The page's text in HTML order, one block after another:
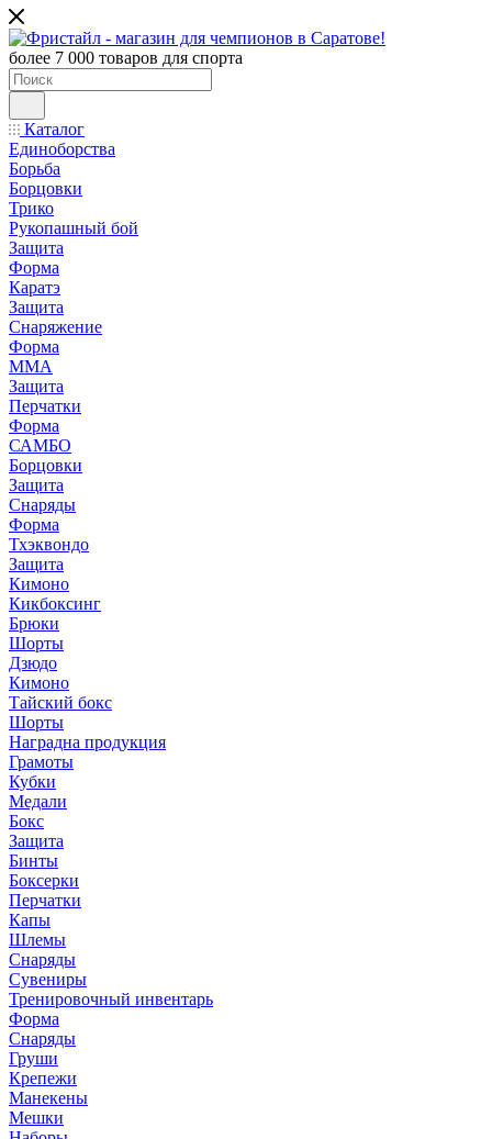
более 7 000 товаров для спорта
Каталог
Единоборства
Борьба
Борцовки
Трико
Рукопашный бой
Защита
Форма
Каратэ
Защита
Снаряжение
Форма
ММА
Защита
Перчатки
Форма
САМБО
Борцовки
Защита
Снаряды
Форма
Тхэквондо
Защита
Кимоно
Кикбоксинг
Брюки
Шорты
Дзюдо
Кимоно
Тайский бокс
Шорты
Наградна продукция
Грамоты
Кубки
Медали
Бокс
Защита
Бинты
Боксерки
Перчатки
Капы
Шлемы
Снаряды
Сувениры
Тренировочный инвентарь
Форма
Снаряды
Груши
Крепежи
Манекены
Мешки